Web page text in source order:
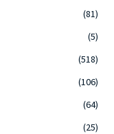
(81)
(5)
(518)
(106)
(64)
(25)